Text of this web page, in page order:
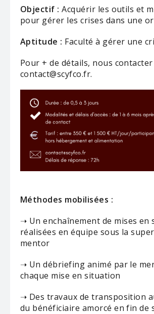
Objectif :Acquérir les outils et
pour gérer les crises dans une
Aptitude : Faculté à gérer une
Pour + de détails, nous contacter
contact@scyfco.fr.
Méthodes mobilisées :
➝ Un enchaînement de mises en
réalisées en équipe sous la
mentor
➝ Un débriefing animé par le
chaque mise en situation
➝ Des travaux de transposition
du bénéficiaire amorcé en fin de